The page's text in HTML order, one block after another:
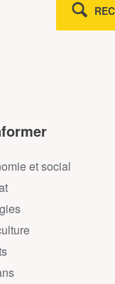
et social